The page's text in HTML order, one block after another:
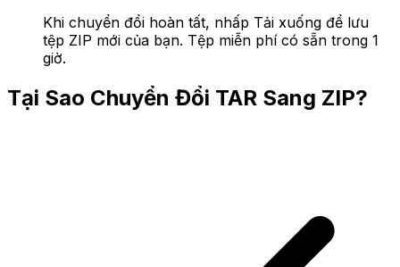
Khi chuyển đổi hoàn tất, nhấp Tải xuống để lưu
tệp ZIP mới của bạn. Tệp miễn phí có sẵn trong 1
giờ.
Tại Sao Chuyển Đổi TAR Sang ZIP?